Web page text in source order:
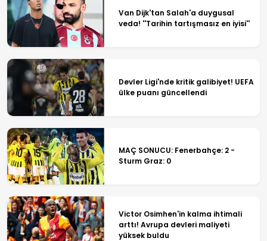
Van Dijk'tan Salah'a duygusal
veda! ''Tarihin tartışmasız en iyisi''
Devler Ligi'nde kritik galibiyet! UEFA
ülke puanı güncellendi
MAÇ SONUCU: Fenerbahçe: 2 -
Sturm Graz: 0
Victor Osimhen'in kalma ihtimali
arttı! Avrupa devleri maliyeti
yüksek buldu